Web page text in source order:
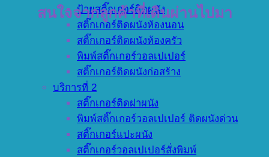
ป้ายสติ๊กเกอร์ติดผนัง
สติ๊กเกอร์ติดผนังห้องนอน
สติ๊กเกอร์ติดผนังห้องครัว
พิมพ์สติ๊กเกอร์วอลเปเปอร์
สติ๊กเกอร์ติดผนังก่อสร้าง
บริการที่ 2
สติ๊กเกอร์ติดฝาผนัง
พิมพ์สติ๊กเกอร์วอลเปเปอร์ ติดผนังด่วน
สติ๊กเกอร์แปะผนัง
สติ๊กเกอร์วอลเปเปอร์สั่งพิมพ์
สนใจจากลูกค้าที่เดินผ่านไปมา